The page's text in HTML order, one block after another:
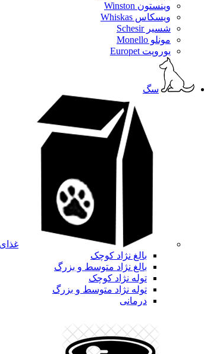
وینستون Winston
ویسکاس Whiskas
شسیر Schesir
مونلو Monello
یوروپت Europet
سگ
بالغ نژاد کوچک
بالغ نژاد متوسط و بزرگ
توله نژاد کوچک
توله نژاد متوسط و بزرگ
درمانی